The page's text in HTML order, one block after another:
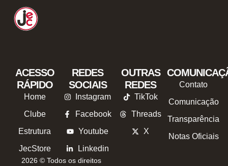
ACESSO
RÁPIDO
Home
Clube
Estrutura
JecStore
REDES
SOCIAIS
Instagram
Facebook
Youtube
Linkedin
OUTRAS
REDES
TikTok
Threads
X
Contato
Comunicação
Transparência
Notas Oficiais
2026 © Todos os direitos